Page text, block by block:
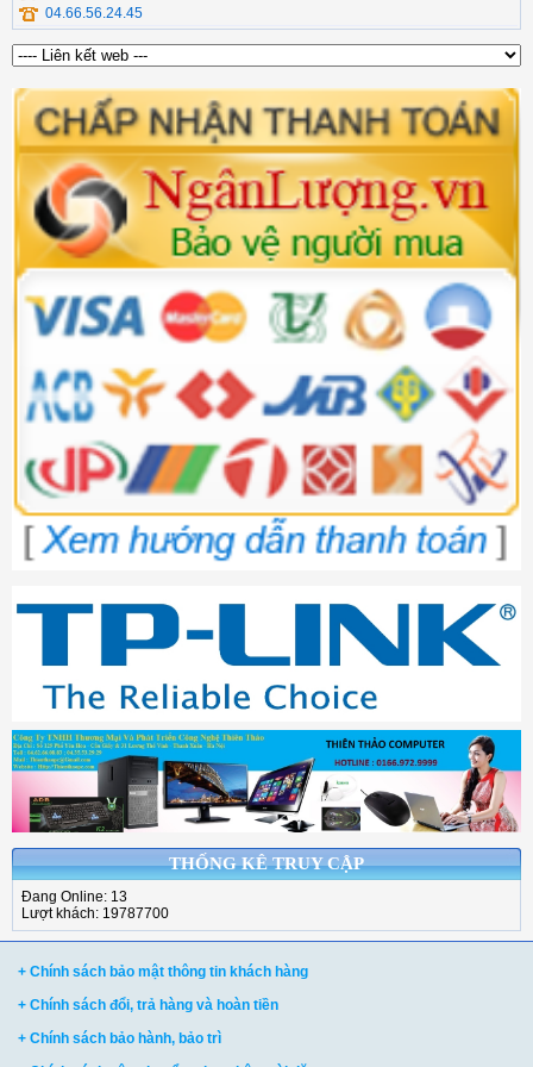
04.66.56.24.45
THỐNG KÊ TRUY CẬP
Đang Online: 13
Lượt khách: 19787700
+ Chính sách bảo mật thông tin khách hàng
+ Chính sách đổi, trả hàng và hoàn tiền
+ Chính sách bảo hành, bảo trì